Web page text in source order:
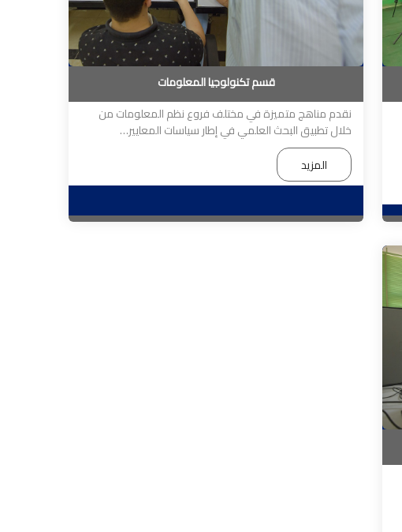
قسم تكنولوجيا المعلومات
نقدم مناهج متميزة في مختلف فروع نظم المعلومات من
خلال تطبيق البحث العلمي في إطار سياسات المعايير…
المزيد